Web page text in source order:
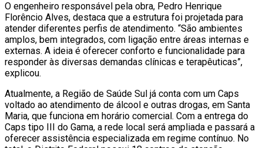
O engenheiro responsável pela obra, Pedro Henrique
Florêncio Alves, destaca que a estrutura foi projetada para
atender diferentes perfis de atendimento. “São ambientes
amplos, bem integrados, com ligação entre áreas internas e
externas. A ideia é oferecer conforto e funcionalidade para
responder às diversas demandas clínicas e terapêuticas”,
explicou.
Atualmente, a Região de Saúde Sul já conta com um Caps
voltado ao atendimento de álcool e outras drogas, em Santa
Maria, que funciona em horário comercial. Com a entrega do
Caps tipo III do Gama, a rede local será ampliada e passará a
oferecer assistência especializada em regime contínuo. No